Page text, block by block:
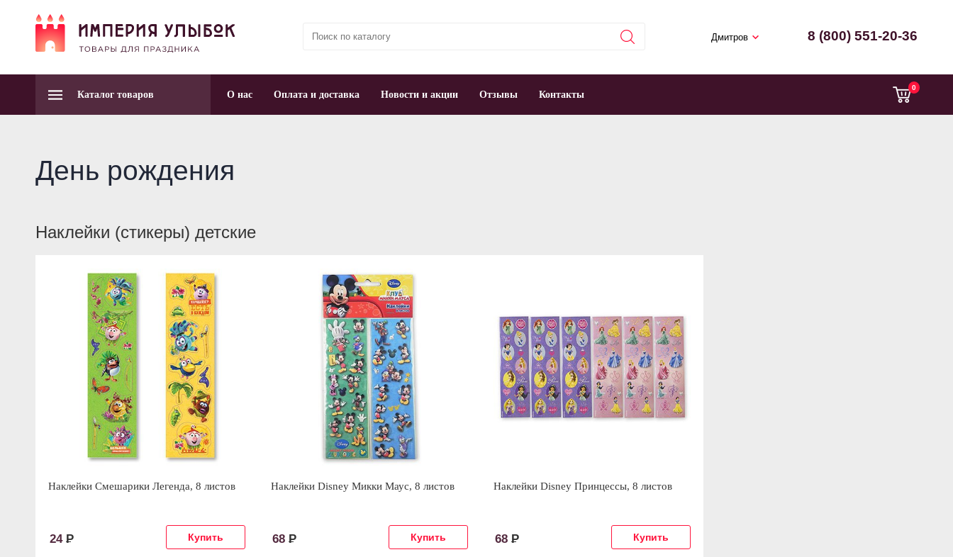
Дмитров 8 (800) 551-20-36
0
Каталог товаров О нас Оплата и доставка Новости и акции Отзывы Контакты
День рождения
Наклейки (стикеры) детские
Наклейки Смешарики Легенда, 8 листов
24 Р
Наклейки Disney Микки Маус, 8 листов
68 Р
Наклейки Disney Принцессы, 8 листов
68 Р